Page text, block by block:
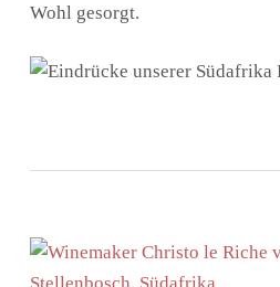
Wohl gesorgt.